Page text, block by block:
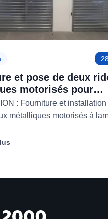
et pose de deux
motorisés pour
Paris 3 (75)
: Fourniture et installation
métalliques motorisés à